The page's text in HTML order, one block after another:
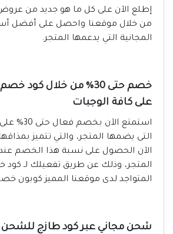
إطلع الآن على كل ما هو جديد من
من خلال موقعنا واحصل على أفضل
المجانية التي يدعمها المتجر.
خصم حتى 30% من خلال
على كافة الوجبات
استمتع الآن
التى يضمها المتجر، والتي تتميز
الآن الحصول على نسبة هذا الخصم
المتجر، وذلك عن طريق تفعيلك لـ
المتواجد لدى موقعنا المميز كوبون
شحن مجاني عبر كود طازج للشحن